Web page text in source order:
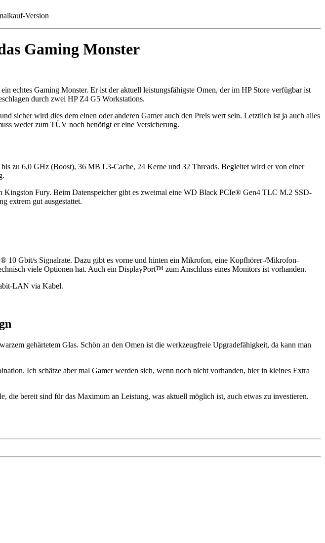
Version
Gaming Monster
ein echtes Gaming Monster. Er ist der aktuell leistungsfähigste Omen, der im HP Store verfügbar ist
durch zwei HP Z4 G5 Workstations.
sicher wird dies dem einen oder anderen Gamer auch den Preis wert sein. Letztlich ist ja auch alles
weder zum TÜV noch benötigt er eine Versicherung.
zu 6,0 GHz (Boost), 36 MB L3-Cache, 24 Kerne und 32 Threads. Begleitet wird er von einer
Fury. Beim Datenspeicher gibt es zweimal eine WD Black PCIe® Gen4 TLC M.2 SSD-
extrem gut ausgestattet.
10 Gbit/s Signalrate. Dazu gibt es vorne und hinten ein Mikrofon, eine Kopfhörer-/Mikrofon-
viele Optionen hat. Auch ein DisplayPort™ zum Anschluss eines Monitors ist vorhanden.
LAN via Kabel.
gehärtetem Glas. Schön an den Omen ist die werkzeugfreie Upgradefähigkeit, da kann man
Ich schätze aber mal Gamer werden sich, wenn noch nicht vorhanden, hier in kleines Extra
bereit sind für das Maximum an Leistung, was aktuell möglich ist, auch etwas zu investieren.